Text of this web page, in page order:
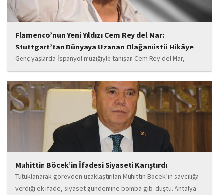
Flamenco’nun Yeni Yıldızı Cem Rey del Mar:
Stuttgart’tan Dünyaya Uzanan Olağanüstü Hikâye
Genç yaşlarda İspanyol müziğiyle tanışan Cem Rey del Mar,
flamenco kültürünün büyüleyici atmosferinden etkilenerek
kendisini bu alana yönlendirdi. Saatler süren disiplinli çalışmalar,
teknik gelişim ve müziğe olan tutkusu, onu kısa...
Muhittin Böcek’in İfadesi Siyaseti Karıştırdı
Tutuklanarak görevden uzaklaştırılan Muhittin Böcek’in savcılığa
verdiği ek ifade, siyaset gündemine bomba gibi düştü. Antalya